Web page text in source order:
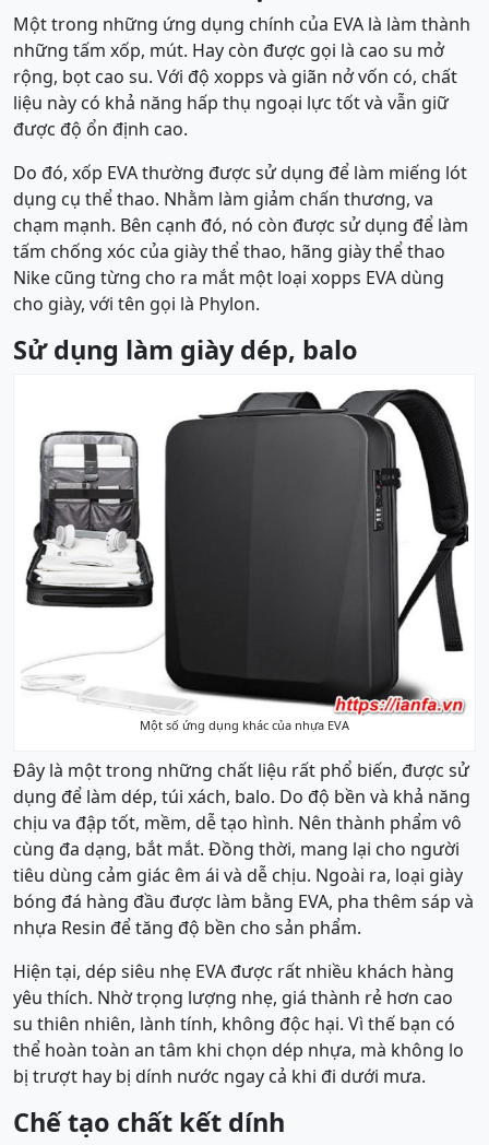
Một trong những ứng dụng chính của EVA là làm thành
những tấm xốp, mút. Hay còn được gọi là cao su mở
rộng, bọt cao su. Với độ xopps và giãn nở vốn có, chất
liệu này có khả năng hấp thụ ngoại lực tốt và vẫn giữ
được độ ổn định cao.
Do đó, xốp EVA thường được sử dụng để làm miếng lót
dụng cụ thể thao. Nhằm làm giảm chấn thương, va
chạm mạnh. Bên cạnh đó, nó còn được sử dụng để làm
tấm chống xóc của giày thể thao, hãng giày thể thao
Nike cũng từng cho ra mắt một loại xopps EVA dùng
cho giày, với tên gọi là Phylon.
Sử dụng làm giày dép, balo
Một số ứng dụng khác của nhựa EVA
Đây là một trong những chất liệu rất phổ biến, được sử
dụng để làm dép, túi xách, balo. Do độ bền và khả năng
chịu va đập tốt, mềm, dễ tạo hình. Nên thành phẩm vô
cùng đa dạng, bắt mắt. Đồng thời, mang lại cho người
tiêu dùng cảm giác êm ái và dễ chịu. Ngoài ra, loại giày
bóng đá hàng đầu được làm bằng EVA, pha thêm sáp và
nhựa Resin để tăng độ bền cho sản phẩm.
Hiện tại, dép siêu nhẹ EVA được rất nhiều khách hàng
yêu thích. Nhờ trọng lượng nhẹ, giá thành rẻ hơn cao
su thiên nhiên, lành tính, không độc hại. Vì thế bạn có
thể hoàn toàn an tâm khi chọn dép nhựa, mà không lo
bị trượt hay bị dính nước ngay cả khi đi dưới mưa.
Chế tạo chất kết dính